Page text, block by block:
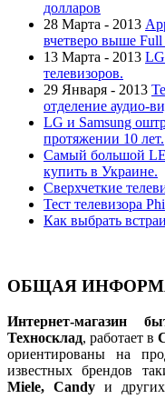
долларов
28 Марта - 2013
вчетверо выше
13 Марта - 2013
телевизоров.
29 Января - 2013
отделение аудио-
LG и Samsung
протяжении 10 лет.
Самый большой
купить в Украине.
Сверхчеткие
Тест телевизора
Как выбрать
ОБЩАЯ
Интернет-магазин
Техносклад, работает в
ориентированы на
известных брендов
Miele, Candy и